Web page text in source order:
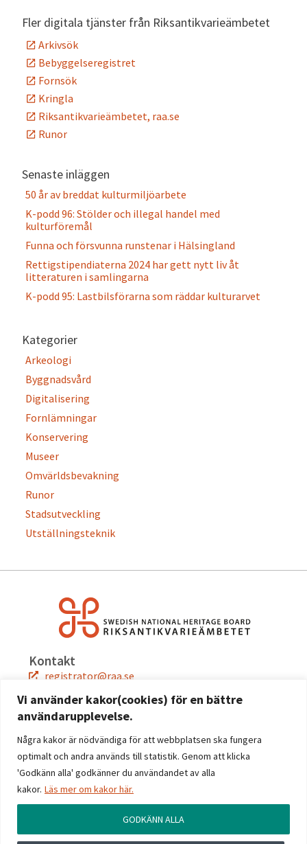
Vi använder kakor(cookies) för en bättre
användarupplevelse.
Några kakor är nödvändiga för att webbplatsen ska fungera
optimalt och andra används till statistik. Genom att klicka
'Godkänn alla' godkänner du användandet av alla
kakor. Läs mer om kakor här.
GODKÄNN ALLA
Fler digitala tjänster från Riksantikvarieämbetet
Arkivsök
Bebyggelseregistret
Fornsök
Kringla
Riksantikvarieämbetet, raa.se
Runor
Senaste inläggen
50 år av breddat kulturmiljöarbete
K-podd 96: Stölder och illegal handel med
kulturföremål
Funna och försvunna runstenar i Hälsingland
Rettigstipendiaterna 2024 har gett nytt liv åt
litteraturen i samlingarna
K-podd 95: Lastbilsförarna som räddar kulturarvet
Kategorier
Arkeologi
Byggnadsvård
Digitalisering
Fornlämningar
Konservering
Museer
Omvärldsbevakning
Runor
Stadsutveckling
Utställningsteknik
Kontakt
registrator@raa.se
Snabblänkar
Jobba hos oss
Press
Kontakta oss
Följ oss